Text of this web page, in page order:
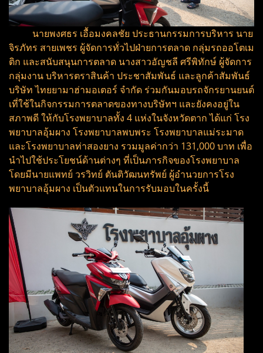
นายพงศธร เอื้อมงคลชัย ประธานกรรมการบริหาร นาย
จิรภัทร สายเพชร ผู้จัดการทั่วไปฝ่ายการตลาด กลุ่มรถออโตเม
ติก และสนับสนุนการตลาด นางสาวอัญชลี ศรีพิทักษ์ ผู้จัดการ
กลุ่มงาน บริหารตราสินค้า ประชาสัมพันธ์ และลูกค้าสัมพันธ์
บริษัท ไทยยามาฮ่ามอเตอร์ จำกัด ร่วมกันมอบรถจักรยานยนต์
เที่ใช้ในกิจกรรมการตลาดของทางบริษัทฯ และยังคงอยู่ใน
สภาพดี ให้กับโรงพยาบาลทั้ง 4 แห่งในจังหวัดตาก ได้แก่ โรง
พยาบาลอุ้มผาง โรงพยาบาลพบพระ โรงพยาบาลแม่ระมาด
และโรงพยาบาลท่าสองยาง รวมมูลค่ากว่า 131,000 บาท เพื่อ
นำไปใช้ประโยชน์ด้านต่างๆ ที่เป็นภารกิจของโรงพยาบาล
โดยมีนายแพทย์ วรวิทย์ ตันติวัฒนทรัพย์ ผู้อำนวยการโรง
พยาบาลอุ้มผาง เป็นตัวแทนในการรับมอบในครั้งนี้